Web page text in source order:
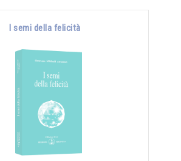
I semi della felicità